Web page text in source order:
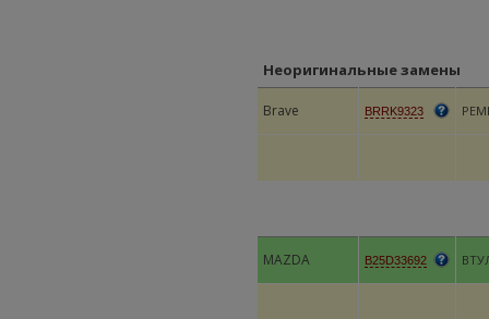
Неоригинальные замены
Brave BRRK9323
MAZDA B25D33692